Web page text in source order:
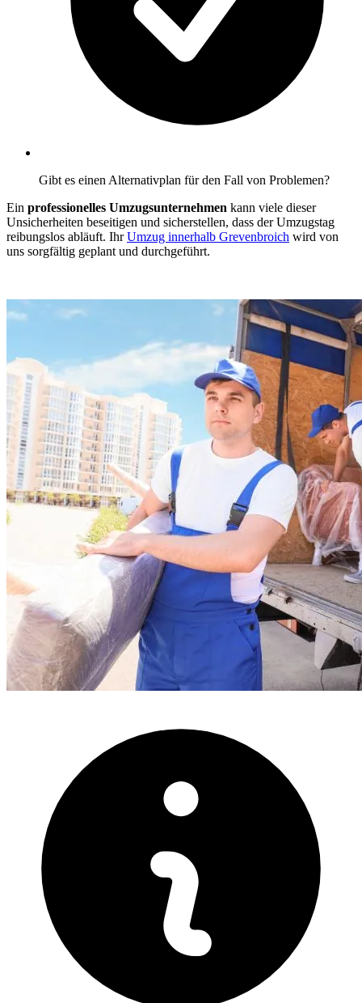
Gibt es einen Alternativplan für den Fall von Problemen?
Ein professionelles Umzugsunternehmen kann viele dieser
Unsicherheiten beseitigen und sicherstellen, dass der Umzugstag
reibungslos abläuft. IhrUmzug innerhalb Grevenbroich wird von
uns sorgfältig geplant und durchgeführt.